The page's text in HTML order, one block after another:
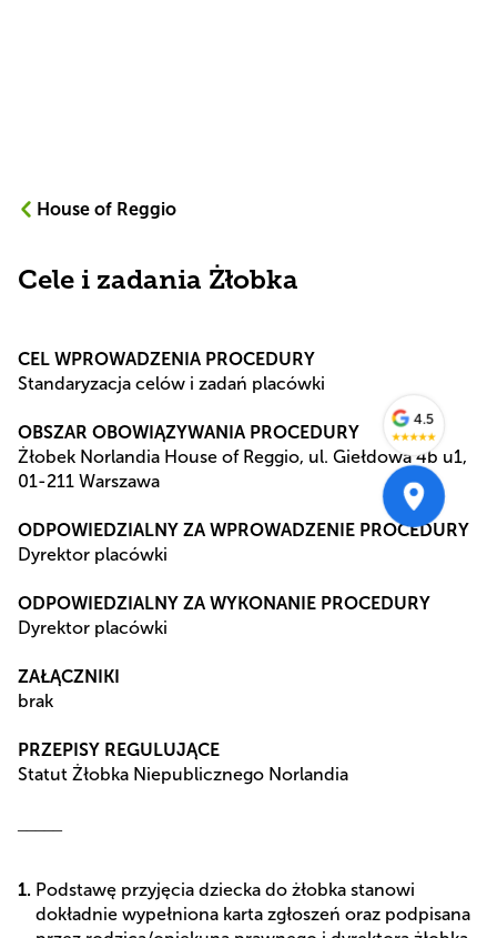
House of Reggio
Cele i zadania Żłobka
CEL WPROWADZENIA PROCEDURY
Standaryzacja celów i zadań placówki
OBSZAR OBOWIĄZYWANIA PROCEDURY
Żłobek Norlandia House of Reggio, ul. Giełdowa 4b u1,
01-211 Warszawa
ODPOWIEDZIALNY ZA WPROWADZENIE PROCEDURY
Dyrektor placówki
ODPOWIEDZIALNY ZA WYKONANIE PROCEDURY
Dyrektor placówki
ZAŁĄCZNIKI
brak
PRZEPISY REGULUJĄCE
Statut Żłobka Niepublicznego Norlandia
Podstawę przyjęcia dziecka do żłobka stanowi
dokładnie wypełniona karta zgłoszeń oraz podpisana
4.5
★★★★★